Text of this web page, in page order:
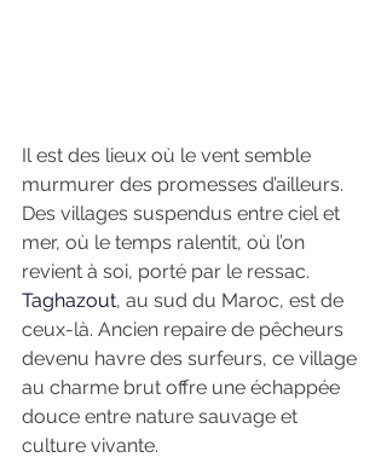
Il est des lieux où le vent semble
murmurer des promesses d’ailleurs.
Des villages suspendus entre ciel et
mer, où le temps ralentit, où l’on
revient à soi, porté par le ressac.
Taghazout, au sud du Maroc, est de
ceux-là. Ancien repaire de pêcheurs
devenu havre des surfeurs, ce village
au charme brut offre une échappée
douce entre nature sauvage et
culture vivante.